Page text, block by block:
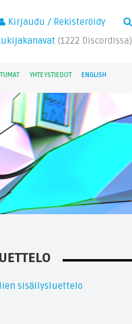
Kirjaudu / Rekisteröidy
(1222 Discordissa)
YHTEYSTIEDOT ENGLISH
sisällysluettelo